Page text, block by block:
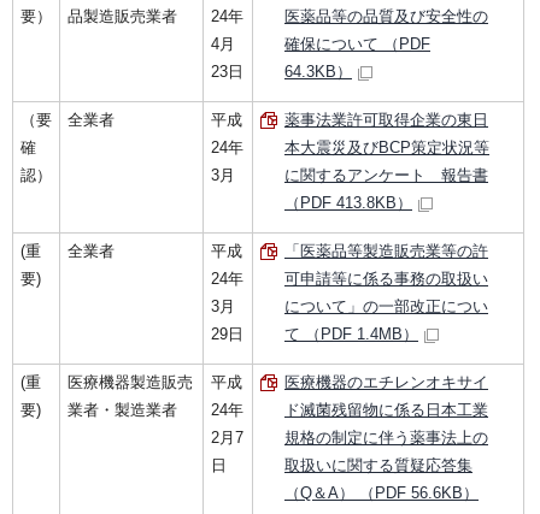
要）
品製造販売業者
24年
4月
23日
医薬品等の品質及び安全性の
確保について （PDF
64.3KB）
（要
確
認）
全業者
平成
24年
3月
薬事法業許可取得企業の東日
本大震災及びBCP策定状況等
に関するアンケート 報告書
（PDF 413.8KB）
(重
要)
全業者
平成
24年
3月
29日
「医薬品等製造販売業等の許
可申請等に係る事務の取扱い
について」の一部改正につい
て （PDF 1.4MB）
(重
要)
医療機器製造販売
業者・製造業者
平成
24年
2月7
日
医療機器のエチレンオキサイ
ド滅菌残留物に係る日本工業
規格の制定に伴う薬事法上の
取扱いに関する質疑応答集
（Q＆A） （PDF 56.6KB）